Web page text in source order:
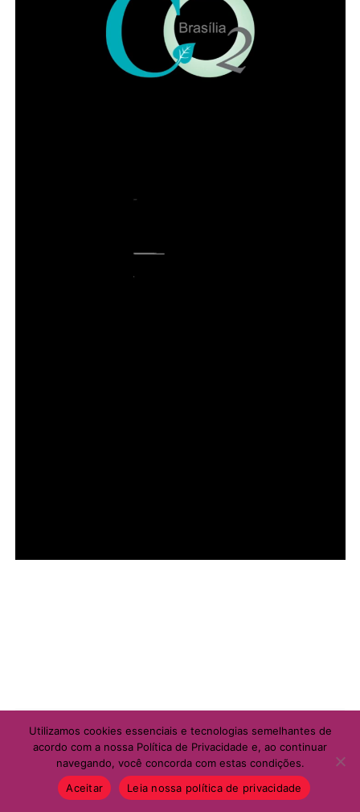
Utilizamos cookies essenciais e tecnologias semelhantes de
acordo com a nossa Política de Privacidade e, ao continuar
navegando, você concorda com estas condições.
Aceitar
Leia nossa política de privacidade